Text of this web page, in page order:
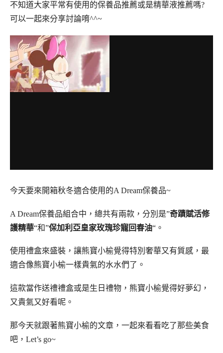
不知道大家平常有使用的保養品推薦或是精華液推薦嗎?
可以一起來分享討論唷^^~
今天要來開箱秋冬適合使用的A Dream保養品~
A Dream保養品組合中，總共有兩款，分別是”奇蹟賦活修
護精華“和”保加利亞皇家玫瑰珍寵回春油“。
使用禮盒來盛裝，讓熊寶小榆覺得特別奢華又有質感，最
適合像熊寶小榆一樣貴氣的水水們了。
這款當作送禮禮盒或是生日禮物，熊寶小榆覺得好夢幻，
又貴氣又好看呢。
那今天就跟著熊寶小榆的文章，一起來看看吃了那些美食
吧，Let’s go~